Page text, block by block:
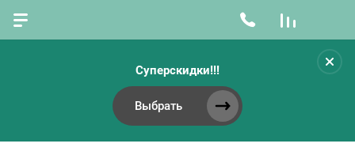
Суперскидки!!!
Выбрать